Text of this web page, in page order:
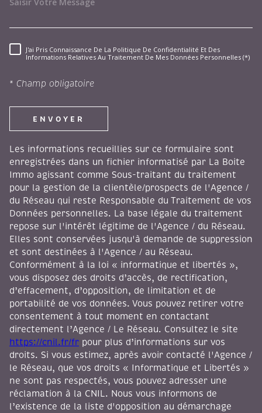
RÈGLEMENTATION
J'ai Pris Connaissance De La Politique De Confidentialité Et Des
Informations Relatives Au Traitement De Mes Données Personnelles (*)
* Champ obligatoire
ENVOYER
Les informations recueillies sur ce formulaire sont
enregistrées dans un fichier informatisé par La Boite
Immo agissant comme Sous-traitant du traitement
pour la gestion de la clientèle/prospects de l'Agence /
du Réseau qui reste Responsable du Traitement de vos
Données personnelles. La base légale du traitement
repose sur l'intérêt légitime de l'Agence / du Réseau.
Elles sont conservées jusqu'à demande de suppression
et sont destinées à l'Agence / au Réseau.
Conformément à la loi « informatique et libertés »,
vous disposez des droits d’accès, de rectification,
d’effacement, d’opposition, de limitation et de
portabilité de vos données. Vous pouvez retirer votre
consentement à tout moment en contactant
directement l’Agence / Le Réseau. Consultez le site
https://cnil.fr/fr pour plus d’informations sur vos
droits. Si vous estimez, après avoir contacté l'Agence /
le Réseau, que vos droits « Informatique et Libertés »
ne sont pas respectés, vous pouvez adresser une
réclamation à la CNIL. Nous vous informons de
l’existence de la liste d'opposition au démarchage